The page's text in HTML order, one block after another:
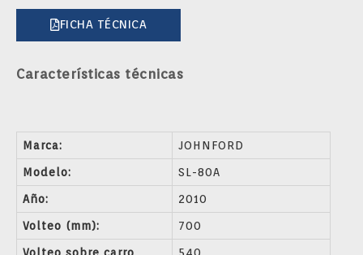
FICHA TÉCNICA
Características técnicas
Marca: JOHNFORD
Modelo: SL-80A
Año: 2010
Volteo (mm): 700
Volteo sobre carro
540